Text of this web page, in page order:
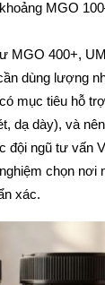
MGO
MGO 400+,
dùng lượng
mục tiêu hỗ
dạ dày), và
đội ngũ tư vấn
chọn nơi
xác.